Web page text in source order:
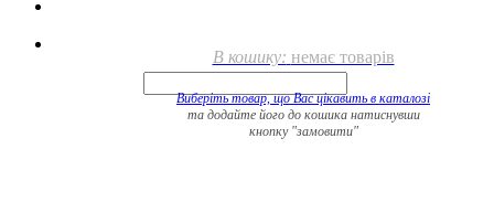
В кошику: немає товарів
Виберіть товар, що Вас цікавить в каталозі
та додайте його до кошика натиснувши
кнопку "замовити"